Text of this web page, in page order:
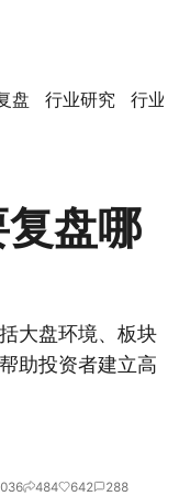
盘 行业研究 行业
盘哪
大盘环境、板块
助投资者建立高
484 642 288